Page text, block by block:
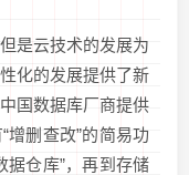
是云技术的发展为
化的发展提供了新
国数据库厂商提供
增删查改”的简易功
据仓库”，再到存储